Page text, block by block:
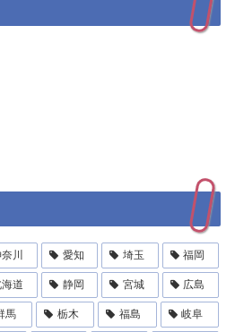
川 愛知 埼玉 福岡
道 静岡 宮城 広島
馬 栃木 福島 岐阜